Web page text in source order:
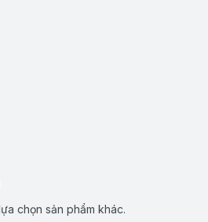
chọn sản phẩm khác.